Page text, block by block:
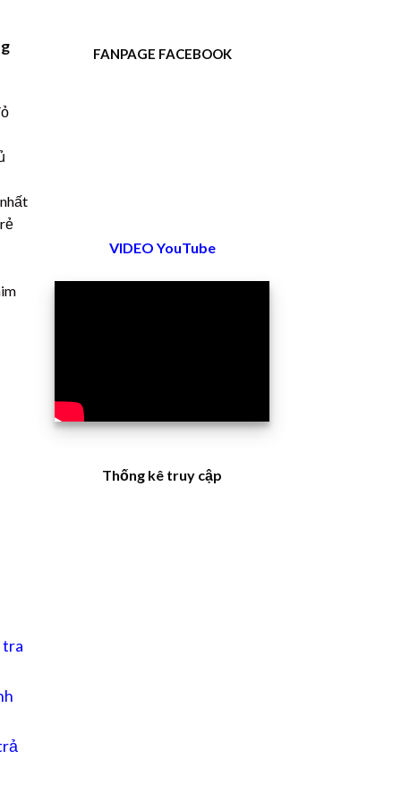
tra
FANPAGE FACEBOOK
VIDEO YouTube
Thống kê truy cập